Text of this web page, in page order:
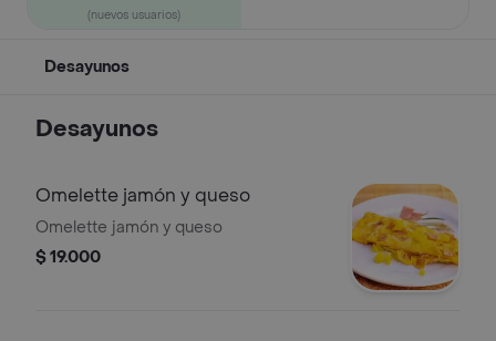
(nuevos usuarios)
Desayunos
Desayunos
Omelette jamón y queso
Omelette jamón y queso
$ 19.000